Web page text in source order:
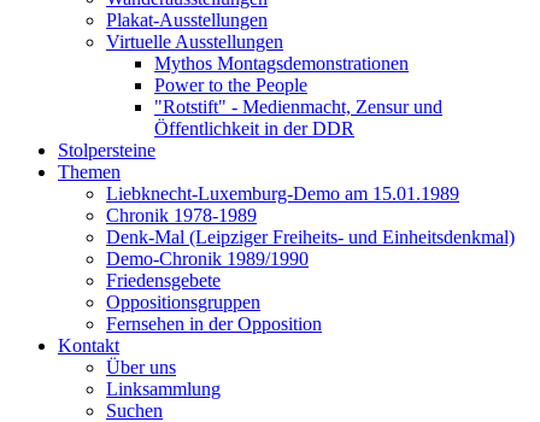
Plakat-Ausstellungen
Virtuelle Ausstellungen
Mythos Montagsdemonstrationen
Power to the People
"Rotstift" - Medienmacht, Zensur und
Öffentlichkeit in der DDR
Stolpersteine
Themen
Liebknecht-Luxemburg-Demo am 15.01.1989
Chronik 1978-1989
Denk-Mal (Leipziger Freiheits- und Einheitsdenkmal)
Demo-Chronik 1989/1990
Friedensgebete
Oppositionsgruppen
Fernsehen in der Opposition
Kontakt
Über uns
Linksammlung
Suchen